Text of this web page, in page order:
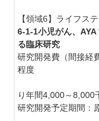
【領域6】ライフス
6-1-1小児がん、
る臨床研究
研究開発費（間接経
程度
（ﾌｫﾛｰｱ
り年間4,000～8,000
研究開発予定期間